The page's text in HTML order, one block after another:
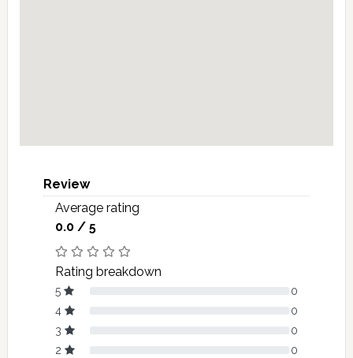
Review
Average rating
0.0 / 5
Rating breakdown
5
0
4
0
3
0
2
0